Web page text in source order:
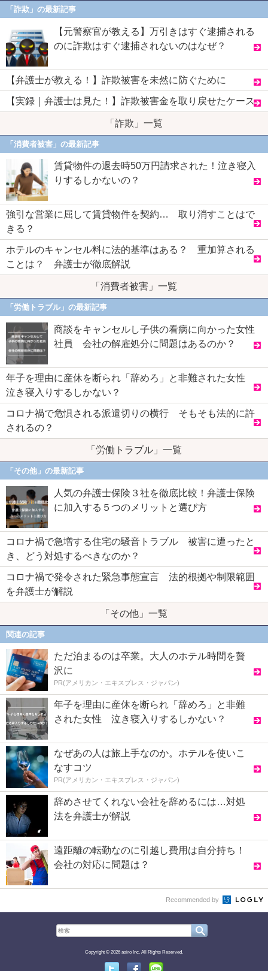
「詐欺」の最新記事
【元警察官が教える】万引きはすぐ逮捕される
のに詐欺はすぐ逮捕されないのはなぜ？
【弁護士が教える！】詐欺被害を未然に防ぐために
【実録｜弁護士は見た！】詐欺被害金を取り戻せたケース
「詐欺」一覧
「消費者被害」の最新記事
賃貸物件の退去時50万円請求された！泣き寝入
りするしかないの？
強引な営業に屈して賃貸物件を契約… 取り消すことはで
きる？
ホテルのキャンセル料に法的基準はある？ 重加算される
ことは？ 弁護士が徹底解説
「消費者被害」一覧
「労働トラブル」の最新記事
商談をキャンセルし子供の看病に向かった女性
社員 会社の解雇処分に問題はあるのか？
年子を理由に産休を断られ「辞めろ」と非難された女性
泣き寝入りするしかない？
コロナ禍で危惧される派遣切りの横行 そもそも法的に許
されるの？
「労働トラブル」一覧
「その他」の最新記事
人気の弁護士保険３社を徹底比較！弁護士保険
に加入する５つのメリットと選び方
コロナ禍で急増する住宅の騒音トラブル 被害に遭ったと
き、どう対処するべきなのか？
コロナ禍で発令された緊急事態宣言 法的根拠や制限範囲
を弁護士が解説
「その他」一覧
関連の記事
ただ泊まるのは卒業。大人のホテル時間を贅
沢に
PR(アメリカン・エキスプレス・ジャパン)
年子を理由に産休を断られ「辞めろ」と非難
された女性 泣き寝入りするしかない？
なぜあの人は旅上手なのか。ホテルを使いこ
なすコツ
PR(アメリカン・エキスプレス・ジャパン)
辞めさせてくれない会社を辞めるには…対処
法を弁護士が解説
遠距離の転勤なのに引越し費用は自分持ち！
会社の対応に問題は？
Recommended by
Copyright © 2026 asiro Inc. All Rights Reserved.